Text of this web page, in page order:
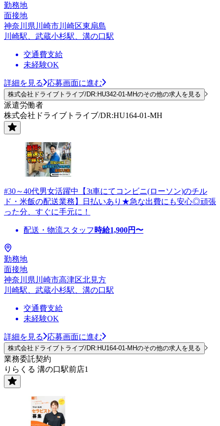
勤務地
面接地
神奈川県川崎市川崎区東扇島
川崎駅、武蔵小杉駅、溝の口駅
交通費支給
未経験OK
詳細を見る 応募画面に進む
株式会社ドライブトライブ/DR:HU342-01-MHのその他の求人を見る
派遣労働者
株式会社ドライブトライブ/DR:HU164-01-MH
#30～40代男女活躍中【3t車にてコンビニ(ローソン)のチル
ド・米飯の配送業務】日払いあり★急な出費にも安心◎頑張
った分、すぐに手元に！
配送・物流スタッフ 時給1,900円〜
勤務地
面接地
神奈川県川崎市高津区北見方
川崎駅、武蔵小杉駅、溝の口駅
交通費支給
未経験OK
詳細を見る 応募画面に進む
株式会社ドライブトライブ/DR:HU164-01-MHのその他の求人を見る
業務委託契約
りらくる 溝の口駅前店1